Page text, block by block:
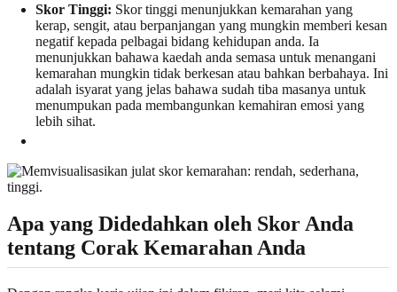
Skor Tinggi: Skor tinggi menunjukkan kemarahan yang
kerap, sengit, atau berpanjangan yang mungkin memberi kesan
negatif kepada pelbagai bidang kehidupan anda. Ia
menunjukkan bahawa kaedah anda semasa untuk menangani
kemarahan mungkin tidak berkesan atau bahkan berbahaya. Ini
adalah isyarat yang jelas bahawa sudah tiba masanya untuk
menumpukan pada membangunkan kemahiran emosi yang
lebih sihat.
Apa yang Didedahkan oleh Skor Anda
tentang Corak Kemarahan Anda